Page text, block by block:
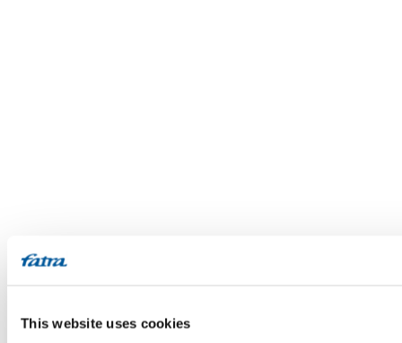
This website uses cookies